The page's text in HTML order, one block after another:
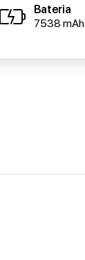
Bateria
7538 mAh